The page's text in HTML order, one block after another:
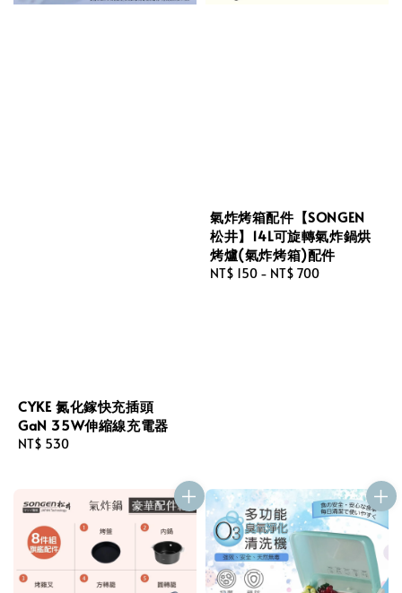
CYKE 氮化鎵快充插頭
GaN 35W伸縮線充電器
Regular
NT$ 530
氣炸烤箱配件【SONGEN
松井】14L可旋轉氣炸鍋烘
烤爐(氣炸烤箱)配件
Regular
NT$ 150 - NT$ 700